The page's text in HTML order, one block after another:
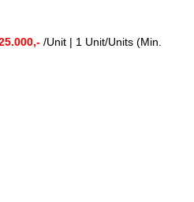
/Unit | 1 Unit/Units (Min.